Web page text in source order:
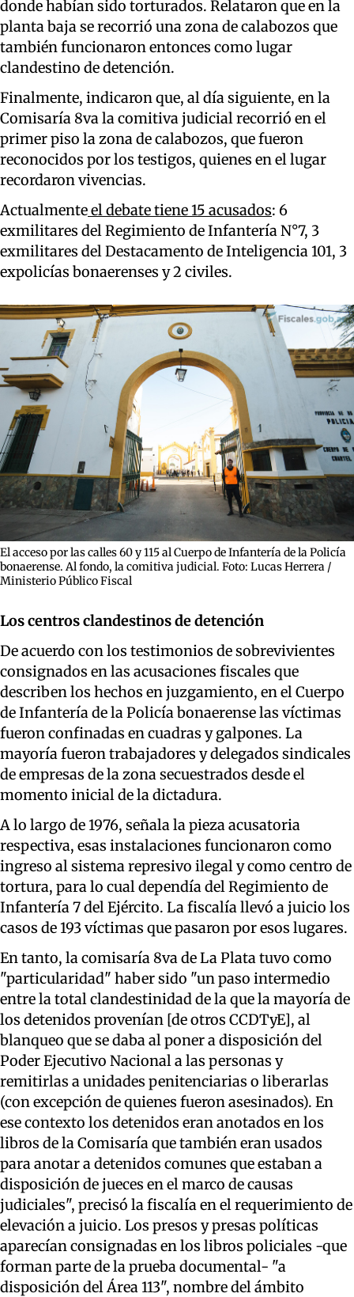
donde habían sido torturados. Relataron que en la
planta baja se recorrió una zona de calabozos que
también funcionaron entonces como lugar
clandestino de detención.
Finalmente, indicaron que, al día siguiente, en la
Comisaría 8va la comitiva judicial recorrió en el
primer piso la zona de calabozos, que fueron
reconocidos por los testigos, quienes en el lugar
recordaron vivencias.
Actualmenteel debate tiene 15 acusados: 6
exmilitares del Regimiento de Infantería N°7, 3
exmilitares del Destacamento de Inteligencia 101, 3
expolicías bonaerenses y 2 civiles.
El acceso por las calles 60 y 115 al Cuerpo de Infantería de la Policía
bonaerense. Al fondo, la comitiva judicial. Foto: Lucas Herrera /
Ministerio Público Fiscal
Los centros clandestinos de detención
De acuerdo con los testimonios de sobrevivientes
consignados en las acusaciones fiscales que
describen los hechos en juzgamiento, en el Cuerpo
de Infantería de la Policía bonaerense las víctimas
fueron confinadas en cuadras y galpones. La
mayoría fueron trabajadores y delegados sindicales
de empresas de la zona secuestrados desde el
momento inicial de la dictadura.
A lo largo de 1976, señala la pieza acusatoria
respectiva, esas instalaciones funcionaron como
ingreso al sistema represivo ilegal y como centro de
tortura, para lo cual dependía del Regimiento de
Infantería 7 del Ejército. La fiscalía llevó a juicio los
casos de 193 víctimas que pasaron por esos lugares.
En tanto, la comisaría 8va de La Plata tuvo como
"particularidad" haber sido "un paso intermedio
entre la total clandestinidad de la que la mayoría de
los detenidos provenían [de otros CCDTyE], al
blanqueo que se daba al poner a disposición del
Poder Ejecutivo Nacional a las personas y
remitirlas a unidades penitenciarias o liberarlas
(con excepción de quienes fueron asesinados). En
ese contexto los detenidos eran anotados en los
libros de la Comisaría que también eran usados
para anotar a detenidos comunes que estaban a
disposición de jueces en el marco de causas
judiciales", precisó la fiscalía en el requerimiento de
elevación a juicio. Los presos y presas políticas
aparecían consignadas en los libros policiales -que
forman parte de la prueba documental- "a
disposición del Área 113", nombre del ámbito